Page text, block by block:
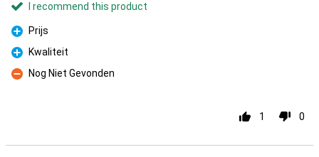
I recommend this product
Pro
Prijs
Pro
Kwaliteit
Con
Nog Niet Gevonden
1 0